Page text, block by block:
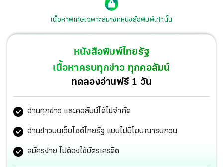
เนื้อหาพิเศษเฉพาะสมาชิกหนังสือพิมพ์เท่านั้น
หนังสือพิมพ์ไทยรัฐ
เนื้อหาครบทุกข่าว ทุกคอลัมน์
ทดลองอ่านฟรี 1 วัน
อ่านทุกข่าว และคอลัมน์ได้ไม่จำกัด
อ่านข่าวบนเว็บไซต์ไทยรัฐ แบบไม่มีโฆษณารบกวน
สมัครง่าย ไม่ต้องใช้บัตรเครดิต